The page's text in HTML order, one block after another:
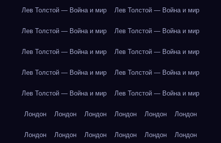
Лев Толстой — Война и мир Лев Толстой — Война и мир
Лев Толстой — Война и мир Лев Толстой — Война и мир
Лев Толстой — Война и мир Лев Толстой — Война и мир
Лев Толстой — Война и мир Лев Толстой — Война и мир
Лев Толстой — Война и мир Лев Толстой — Война и мир
Лондон Лондон Лондон Лондон Лондон Лондон
Лондон Лондон Лондон Лондон Лондон Лондон